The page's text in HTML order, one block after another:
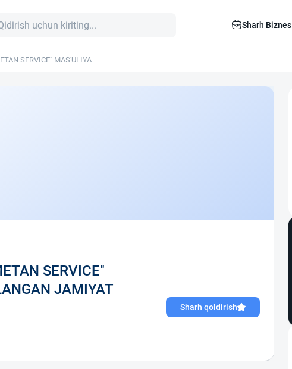
Sharh Biznes
SERVICE" MAS'ULIYATI
SERVICE"
JAMIYAT
Sharh qoldirish